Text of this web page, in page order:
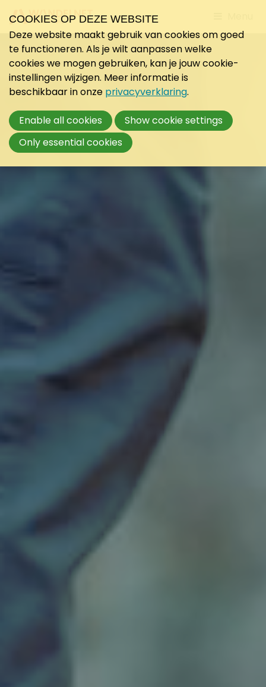
to
COOKIES OP DEZE WEBSITE
Deze website maakt gebruik van cookies om goed
te functioneren. Als je wilt aanpassen welke
cookies we mogen gebruiken, kan je jouw cookie-
instellingen wijzigen. Meer informatie is
beschikbaar in onze privacyverklaring.
Enable all cookies
Show cookie settings
Only essential cookies